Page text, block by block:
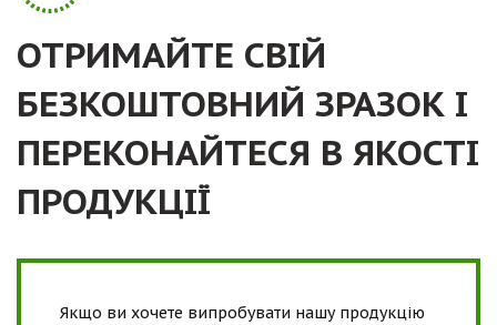
ОТРИМАЙТЕ СВІЙ
БЕЗКОШТОВНИЙ ЗРАЗОК І
ПЕРЕКОНАЙТЕСЯ В ЯКОСТІ
ПРОДУКЦІЇ
Якщо ви хочете випробувати нашу продукцію